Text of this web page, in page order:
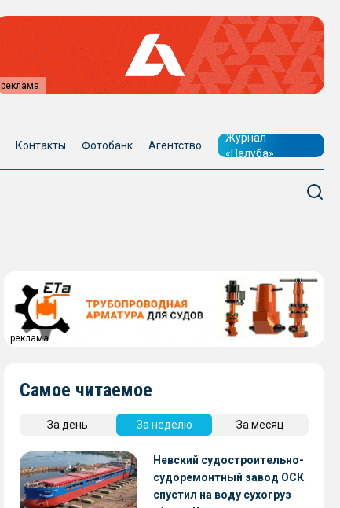
реклама
Контакты Фотобанк Агентство
Журнал
«Палуба»
реклама
Самое читаемое
За день За неделю За месяц
Невский судостроительно-
судоремонтный завод ОСК
спустил на воду сухогруз